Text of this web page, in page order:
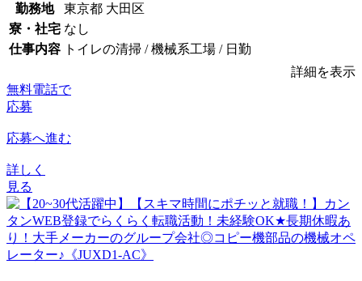
勤務地
東京都 大田区
寮・社宅 なし
仕事内容 トイレの清掃 / 機械系工場 / 日勤
詳細を表示
無料電話で
応募
応募へ進む
詳しく
見る